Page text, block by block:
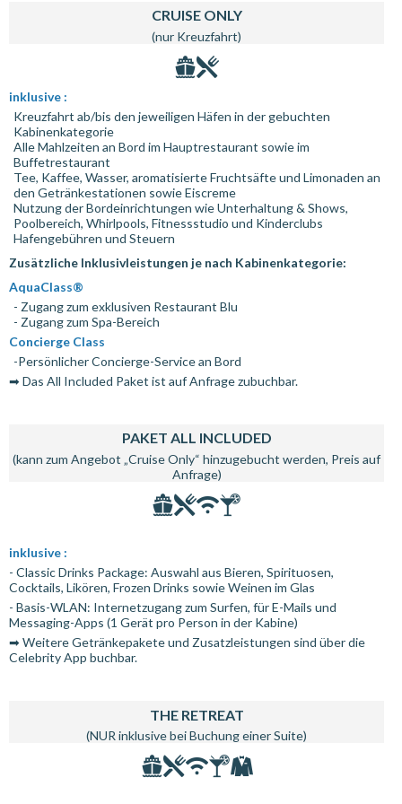
CRUISE ONLY
(nur Kreuzfahrt)
inklusive :
Kreuzfahrt ab/bis den jeweiligen Häfen in der gebuchten
Kabinenkategorie
Alle Mahlzeiten an Bord im Hauptrestaurant sowie im
Buffetrestaurant
Tee, Kaffee, Wasser, aromatisierte Fruchtsäfte und Limonaden an
den Getränkestationen sowie Eiscreme
Nutzung der Bordeinrichtungen wie Unterhaltung & Shows,
Poolbereich, Whirlpools, Fitnessstudio und Kinderclubs
Hafengebühren und Steuern
Zusätzliche Inklusivleistungen je nach Kabinenkategorie:
AquaClass®
- Zugang zum exklusiven Restaurant Blu
- Zugang zum Spa-Bereich
Concierge Class
-Persönlicher Concierge-Service an Bord
➡ Das All Included Paket ist auf Anfrage zubuchbar.
PAKET ALL INCLUDED
(kann zum Angebot „Cruise Only“ hinzugebucht werden, Preis auf
Anfrage)
inklusive :
- Classic Drinks Package: Auswahl aus Bieren, Spirituosen,
Cocktails, Likören, Frozen Drinks sowie Weinen im Glas
- Basis-WLAN: Internetzugang zum Surfen, für E-Mails und
Messaging-Apps (1 Gerät pro Person in der Kabine)
➡ Weitere Getränkepakete und Zusatzleistungen sind über die
Celebrity App buchbar.
THE RETREAT
(NUR inklusive bei Buchung einer Suite)